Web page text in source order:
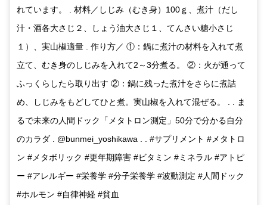
れています。 . 材料／しじみ（むき身）100ｇ、煮汁（だし
汁・酒各大さじ２、しょう油大さじ１、てんさい糖小さじ
１）、実山椒適量 . 作り方／ ①：鍋に煮汁の材料を入れて煮
立て、むき身のしじみを入れて2～3分煮る。 ②：火が通って
ふっくらしたら取り出す ②：鍋に残った煮汁をさらに煮詰
め、しじみをもどしてひと煮。実山椒を入れて混ぜる。 . . ま
るで未来の人間ドック「メタトロン測定」50分で分かる自分
のカラダ . @bunmei_yoshikawa . . #サプリメント #メタトロ
ン #メタボリック #更年期障害 #ビタミン #ミネラル #アトピ
ー #アレルギー #栄養学 #分子栄養学 #波動測定 #人間ドック
#ホルモン #自律神経 #貧血